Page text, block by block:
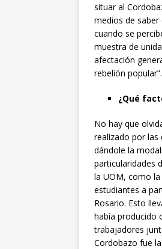
situar al
medios de saber
cuando se
muestra de
afectación
rebelión popular”.
¿Qué
No hay que
realizado por las
dándole la
particularidades
la UOM, como
estudiantes a
Rosario. Esto
había producido
trabajadores
Cordobazo fue